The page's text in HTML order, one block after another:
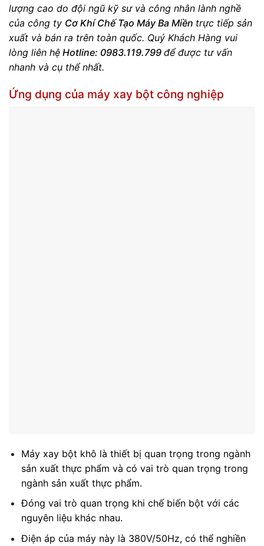
lượng cao do đội ngũ kỹ sư và công nhân lành nghề
của công ty Cơ Khí Chế Tạo Máy Ba Miền trực tiếp sản
xuất và bán ra trên toàn quốc. Quý Khách Hàng vui
lòng liên hệ Hotline: 0983.119.799 để được tư vấn
nhanh và cụ thể nhất.
Ứng dụng của máy xay bột công nghiệp
Máy xay bột khô là thiết bị quan trọng trong ngành
sản xuất thực phẩm và có vai trò quan trọng trong
ngành sản xuất thực phẩm.
Đóng vai trò quan trọng khi chế biến bột với các
nguyên liệu khác nhau.
Điện áp của máy này là 380V/50Hz, có thể nghiền